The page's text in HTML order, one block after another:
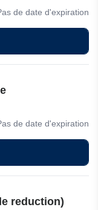
de date d'expiration
25£ en
de date d'expiration
reduction)